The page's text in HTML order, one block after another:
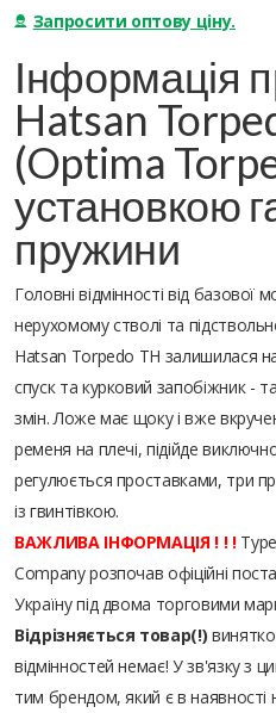
Запросити оптову ціну.
Інформація
Hatsan
(Optima
установкою
пружини
Головні відмінності від
нерухомому стволі та
Hatsan Torpedo TH залишилася
спуск та курковий запобіжник -
змін. Ложе має щоку і вже
ременя на плечі, підійде
регулюється проставками, три
із гвинтівкою.
ВАЖЛИВА ІНФОРМАЦІЯ ! ! !
Company розпочав офіційні
Україну під двома торговими
Відрізняється товар(!)
відмінностей немає! У зв'язку з
тим брендом, який є в наявності